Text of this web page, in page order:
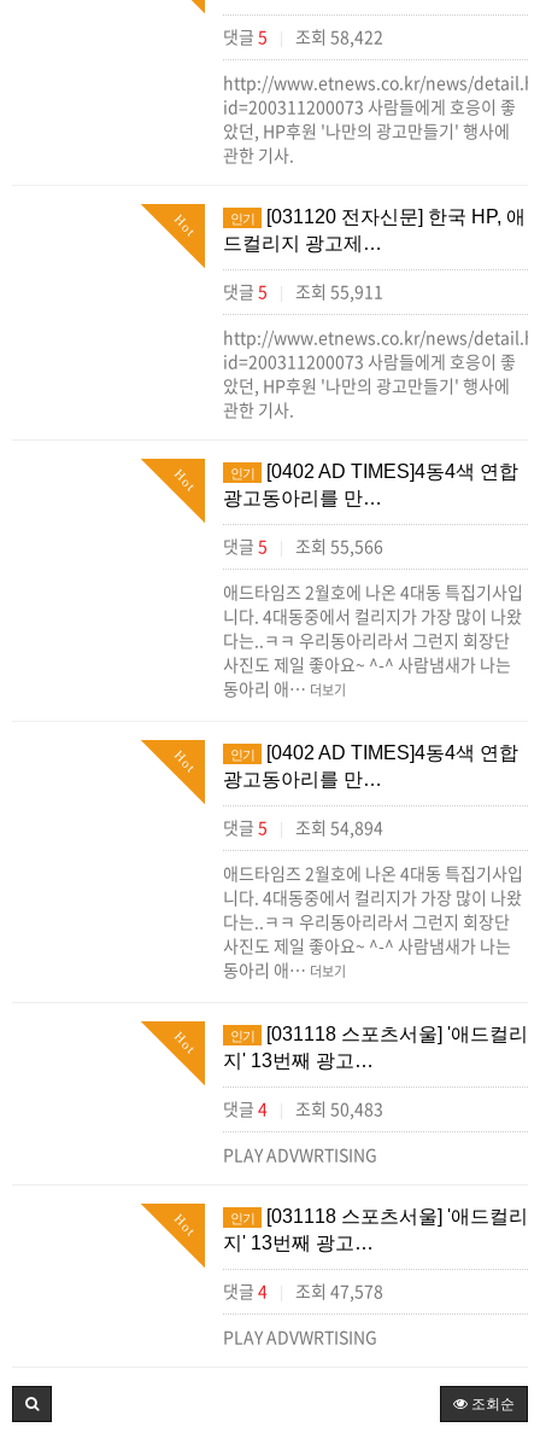
댓글 5 |
조회 58,422
http://www.etnews.co.kr/news/
id=200311200073 사람들에게 호응이 좋
았던, HP후원 '나만의 광고만들기' 행사에
관한 기사.
Hot 인기
[031120 전자신문] 한국 HP, 애
드컬리지 광고제…
댓글 5 |
조회 55,911
http://www.etnews.co.kr/news/
id=200311200073 사람들에게 호응이 좋
았던, HP후원 '나만의 광고만들기' 행사에
관한 기사.
Hot 인기
[0402 AD TIMES]4동4색 연합
광고동아리를 만…
댓글 5 |
조회 55,566
애드타임즈 2월호에 나온 4대동 특집기사입
니다. 4대동중에서 컬리지가 가장 많이 나왔
다는..ㅋㅋ 우리동아리라서 그런지 회장단
사진도 제일 좋아요~ ^-^ 사람냄새가 나는
동아리 애… 더보기
Hot 인기
[0402 AD TIMES]4동4색 연합
광고동아리를 만…
댓글 5 |
조회 54,894
애드타임즈 2월호에 나온 4대동 특집기사입
니다. 4대동중에서 컬리지가 가장 많이 나왔
다는..ㅋㅋ 우리동아리라서 그런지 회장단
사진도 제일 좋아요~ ^-^ 사람냄새가 나는
동아리 애… 더보기
Hot 인기
[031118 스포츠서울] '애드컬리
지' 13번째 광고…
댓글 4 |
조회 50,483
PLAY ADVWRTISING
Hot 인기
[031118 스포츠서울] '애드컬리
지' 13번째 광고…
댓글 4 |
조회 47,578
PLAY ADVWRTISING
조회순